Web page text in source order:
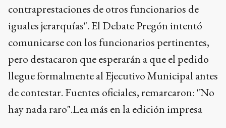
contraprestaciones de otros funcionarios de
iguales jerarquías". El Debate Pregón intentó
comunicarse con los funcionarios pertinentes,
pero destacaron que esperarán a que el pedido
llegue formalmente al Ejecutivo Municipal antes
de contestar. Fuentes oficiales, remarcaron: "No
hay nada raro".Lea más en la edición impresa